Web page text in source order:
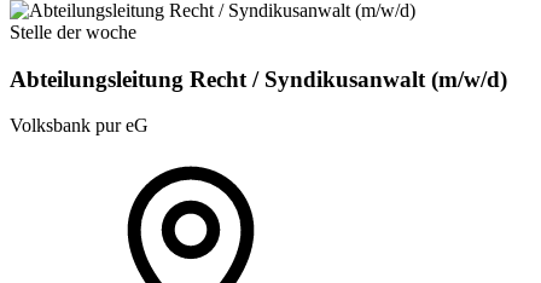
Stelle der woche
Abteilungsleitung Recht / Syndikusanwalt (m/w/d)
Volksbank pur eG